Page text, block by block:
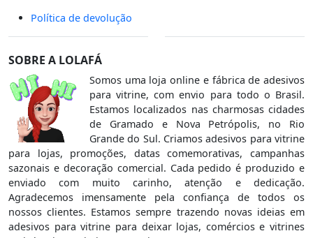
Política de devolução
SOBRE A LOLAFÁ
Somos uma loja online e fábrica de adesivos
para vitrine, com envio para todo o Brasil.
Estamos localizados nas charmosas cidades
de Gramado e Nova Petrópolis, no Rio
Grande do Sul. Criamos adesivos para vitrine
para lojas, promoções, datas comemorativas, campanhas
sazonais e decoração comercial. Cada pedido é produzido e
enviado com muito carinho, atenção e dedicação.
Agradecemos imensamente pela confiança de todos os
nossos clientes. Estamos sempre trazendo novas ideias em
adesivos para vitrine para deixar lojas, comércios e vitrines